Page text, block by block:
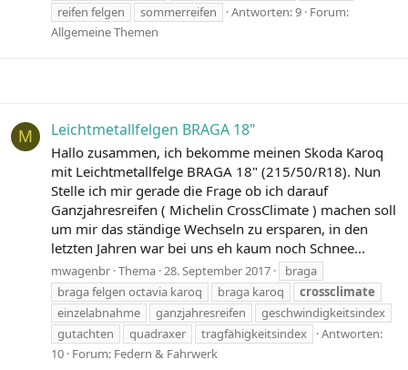
reifen felgen
sommerreifen Antworten: 9 Forum:
Allgemeine Themen
M Leichtmetallfelgen BRAGA 18"
Hallo zusammen, ich bekomme meinen Skoda Karoq
mit Leichtmetallfelge BRAGA 18" (215/50/R18). Nun
Stelle ich mir gerade die Frage ob ich darauf
Ganzjahresreifen ( Michelin CrossClimate ) machen soll
um mir das ständige Wechseln zu ersparen, in den
letzten Jahren war bei uns eh kaum noch Schnee...
mwagenbr Thema 28. September 2017
braga
braga felgen octavia karoq
braga karoq
crossclimate
einzelabnahme
ganzjahresreifen
geschwindigkeitsindex
gutachten
quadraxer tragfähigkeitsindex
Antworten:
10 Forum: Federn & Fahrwerk